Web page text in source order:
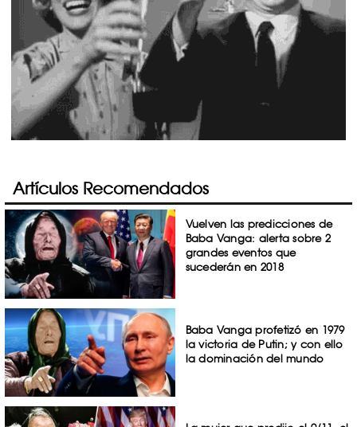
Artículos Recomendados
Vuelven las predicciones de
Baba Vanga: alerta sobre 2
grandes eventos que
sucederán en 2018
Baba Vanga profetizó en 1979
la victoria de Putin; y con ello
la dominación del mundo